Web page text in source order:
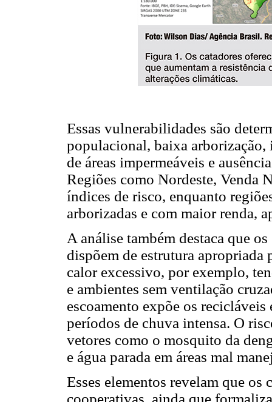
Essas vulnerabilidades são
populacional, baixa arborização,
de áreas impermeáveis e
Regiões como Nordeste, Venda
índices de risco, enquanto
arborizadas e com maior renda,
A análise também destaca que
dispõem de estrutura
calor excessivo, por exemplo,
e ambientes sem ventilação
escoamento expõe os
períodos de chuva intensa. O
vetores como o mosquito da
e água parada em áreas mal
Esses elementos revelam que os
cooperativas, ainda que